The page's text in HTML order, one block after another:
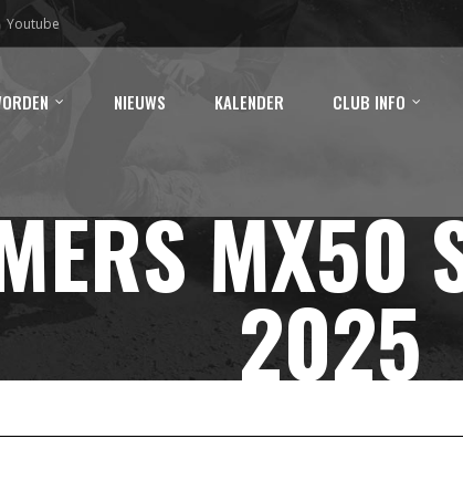
Youtube
NIEUWS KALENDER CLUB INFO
MX50
2025